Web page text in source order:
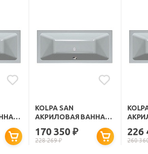
KOLPA SAN
АКРИЛОВАЯ ВАННА
ELEKTRA STANDART
170X80
170 350₽
228 269₽
226
260